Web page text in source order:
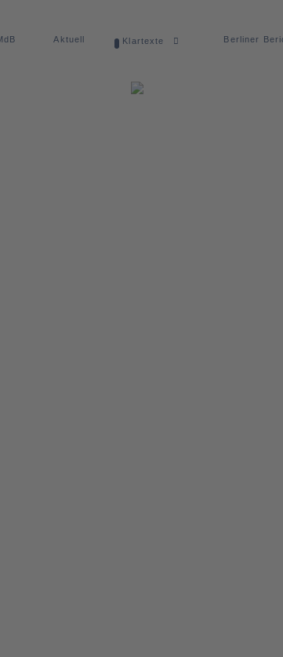
Aktuell Klartexte Berliner